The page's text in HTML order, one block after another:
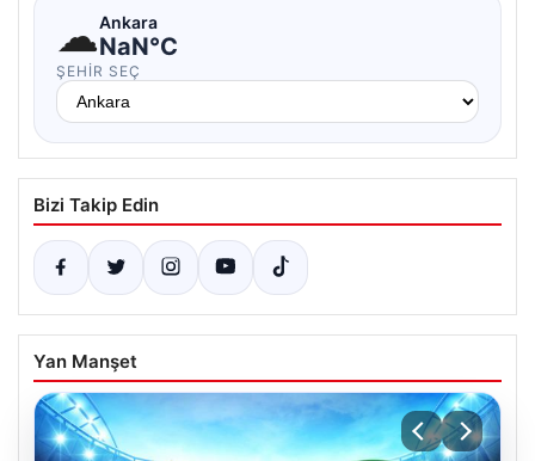
☁Ankara
NaN°C
ŞEHIR SEÇ
Bizi Takip Edin
Yan Manşet